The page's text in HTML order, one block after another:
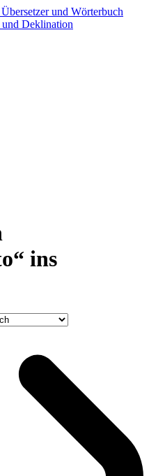
und Deklination
ins